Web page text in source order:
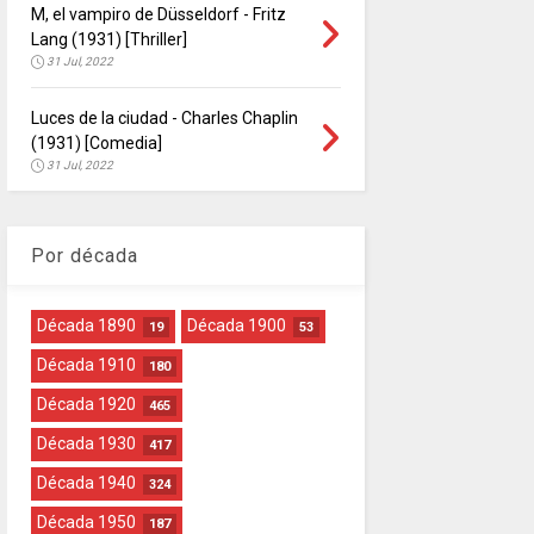
M, el vampiro de Düsseldorf - Fritz
Lang (1931) [Thriller]
31 Jul, 2022
Luces de la ciudad - Charles Chaplin
(1931) [Comedia]
31 Jul, 2022
Por década
Década 1890 19 Década 1900 53
Década 1910 180
Década 1920 465
Década 1930 417
Década 1940 324
Década 1950 187